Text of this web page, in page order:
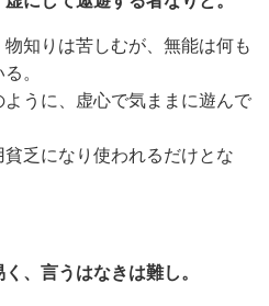
知りは苦しむが、無能は何も
。
うに、虚心で気ままに遊んで
乏になり使われるだけとな
、言うはなきは難し。